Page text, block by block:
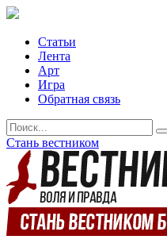
Статьи
Лента
Арт
Игра
Обратная связь
Стань вестником